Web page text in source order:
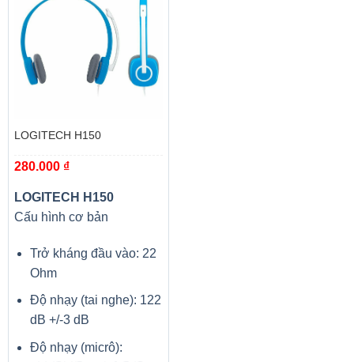
LOGITECH H150
280.000 ₫
LOGITECH H150
Cấu hình cơ bản
Trở kháng đầu vào: 22
Ohm
Độ nhạy (tai nghe): 122
dB +/-3 dB
Độ nhạy (micrô):